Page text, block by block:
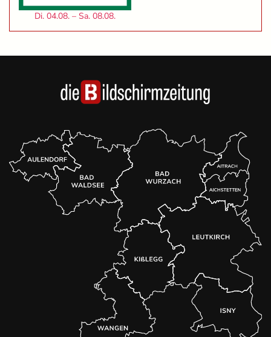
Di. 04.08. – Sa. 08.08.